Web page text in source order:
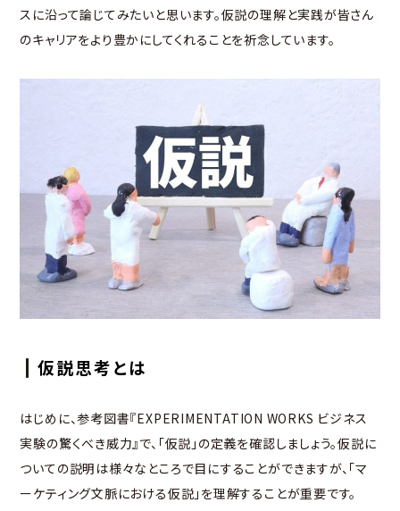
スに沿って論じてみたいと思います。仮説の理解と実践が皆さん
のキャリアをより豊かにしてくれることを祈念しています。
仮説思考とは
はじめに、参考図書『EXPERIMENTATION WORKS ビジネス
実験の驚くべき威力』で、「仮説」の定義を確認しましょう。仮説に
ついての説明は様々なところで目にすることができますが、「マ
ーケティング文脈における仮説」を理解することが重要です。